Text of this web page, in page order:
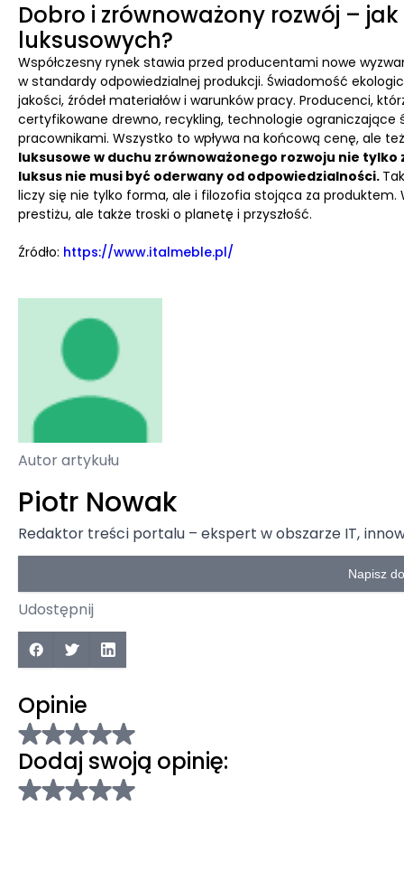
Dobro i zrównoważony rozwój –
luksusowych?
Współczesny rynek stawia przed producentami nowe
w standardy odpowiedzialnej produkcji. Świadomość
jakości, źródeł materiałów i warunków pracy. Producenci,
certyfikowane drewno, recykling, technologie
pracownikami. Wszystko to wpływa na końcową cenę, ale
luksusowe w duchu zrównoważonego rozwoju nie
luksus nie musi być oderwany od odpowiedzialności.
liczy się nie tylko forma, ale i filozofia stojąca za
prestiżu, ale także troski o planetę i przyszłość.
Źródło: https://www.italmeble.pl/
Autor artykułu
Piotr Nowak
Redaktor treści portalu – ekspert w obszarze IT,
Napisz
Udostępnij
Opinie
Dodaj swoją opinię: